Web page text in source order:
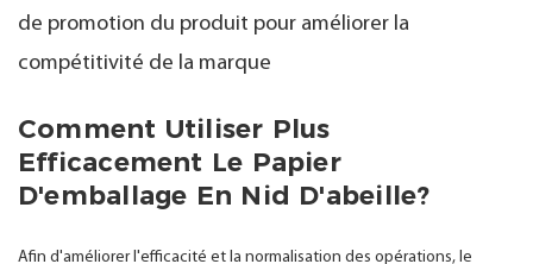
de promotion du produit pour améliorer la
compétitivité de la marque
Comment Utiliser Plus
Efficacement Le Papier
D'emballage En Nid D'abeille?
Afin d'améliorer l'efficacité et la normalisation des opérations, le